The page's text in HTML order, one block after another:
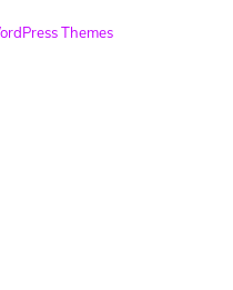
Themes